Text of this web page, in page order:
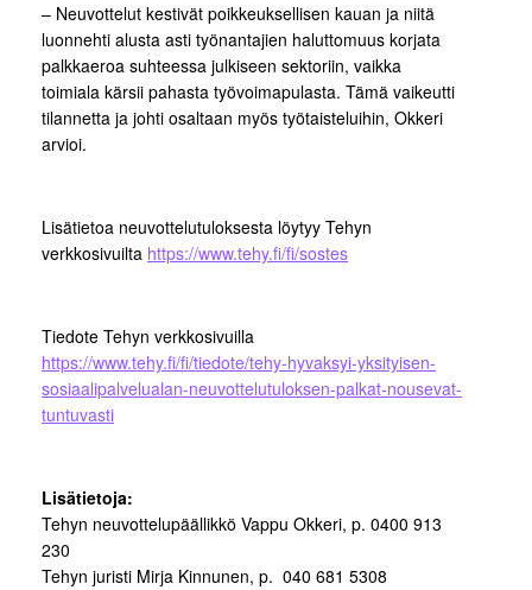
– Neuvottelut kestivät poikkeuksellisen kauan ja niitä
luonnehti alusta asti työnantajien haluttomuus korjata
palkkaeroa suhteessa julkiseen sektoriin, vaikka
toimiala kärsii pahasta työvoimapulasta. Tämä vaikeutti
tilannetta ja johti osaltaan myös työtaisteluihin, Okkeri
arvioi.
Lisätietoa neuvottelutuloksesta löytyy Tehyn
verkkosivuilta https://www.tehy.fi/fi/sostes
Tiedote Tehyn verkkosivuilla
https://www.tehy.fi/fi/tiedote/tehy-hyvaksyi-yksityisen-
sosiaalipalvelualan-neuvottelutuloksen-palkat-nousevat-
tuntuvasti
Lisätietoja:
Tehyn neuvottelupäällikkö Vappu Okkeri, p. 0400 913
230
Tehyn juristi Mirja Kinnunen, p. 040 681 5308